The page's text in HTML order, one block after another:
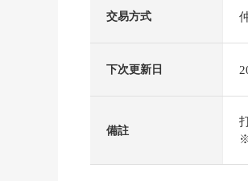
交易方式
下次更新日
備註